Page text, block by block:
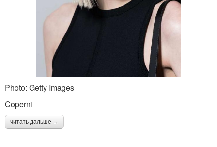
Photo: Getty Images
Coperni
читать дальше →